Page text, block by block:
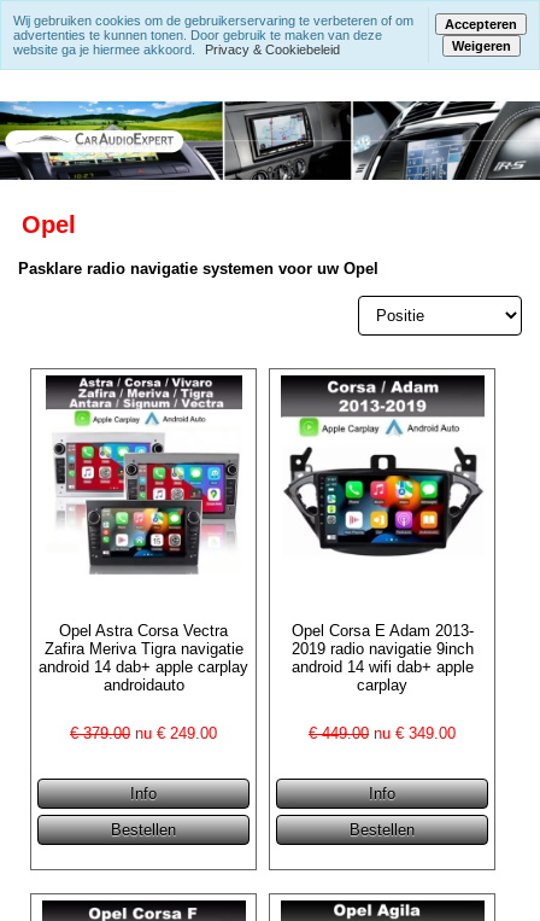
Opel
Pasklare radio navigatie systemen voor uw Opel
Opel Astra Corsa Vectra
Zafira Meriva Tigra navigatie
android 14 dab+ apple carplay
androidauto
€ 379.00 nu € 249.00
Opel Corsa E Adam 2013-
2019 radio navigatie 9inch
android 14 wifi dab+ apple
carplay
€ 449.00nu €349.00
Wij gebruiken cookies om de gebruikerservaring te verbeteren of om
advertenties te kunnen tonen. Door gebruik te maken van deze
website ga je hiermee akkoord.
Privacy & Cookiebeleid
Accepteren
Weigeren